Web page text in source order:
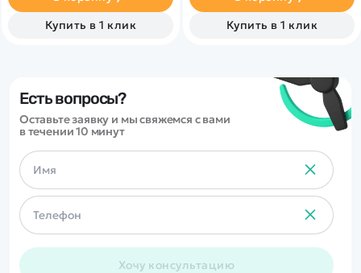
Открывающиеся двери,
капот и багажник делают
модель максимально
Купить в 1 клик
выхлопной трубы можно
активировать спрей-пар, а
фары светятся во время
Купить в 1 клик
Есть вопросы?
Оставьте заявку и мы свяжемся с вами
в течении 10 минут
Хочу консультацию